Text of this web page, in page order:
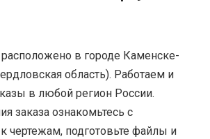
в городе Каменске-
область). Работаем и
в любой регион России.
заказа ознакомьтесь с
чертежам, подготовьте файлы и